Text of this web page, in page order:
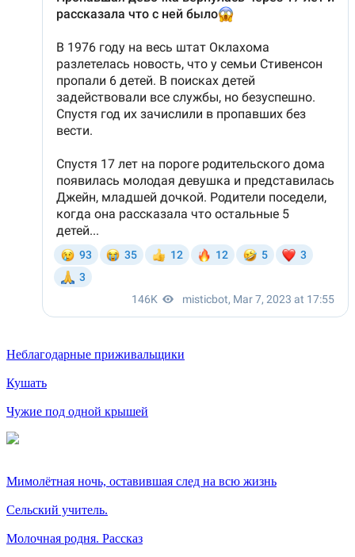
Неблагодарные приживальщики
Кушать
Чужие под одной крышей
Мимолётная ночь, оставившая след на всю жизнь
Сельский учитель.
Молочная родня. Рассказ